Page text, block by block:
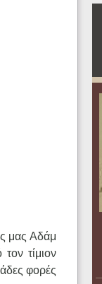
μας Αδάμ
τίμιον
φορές